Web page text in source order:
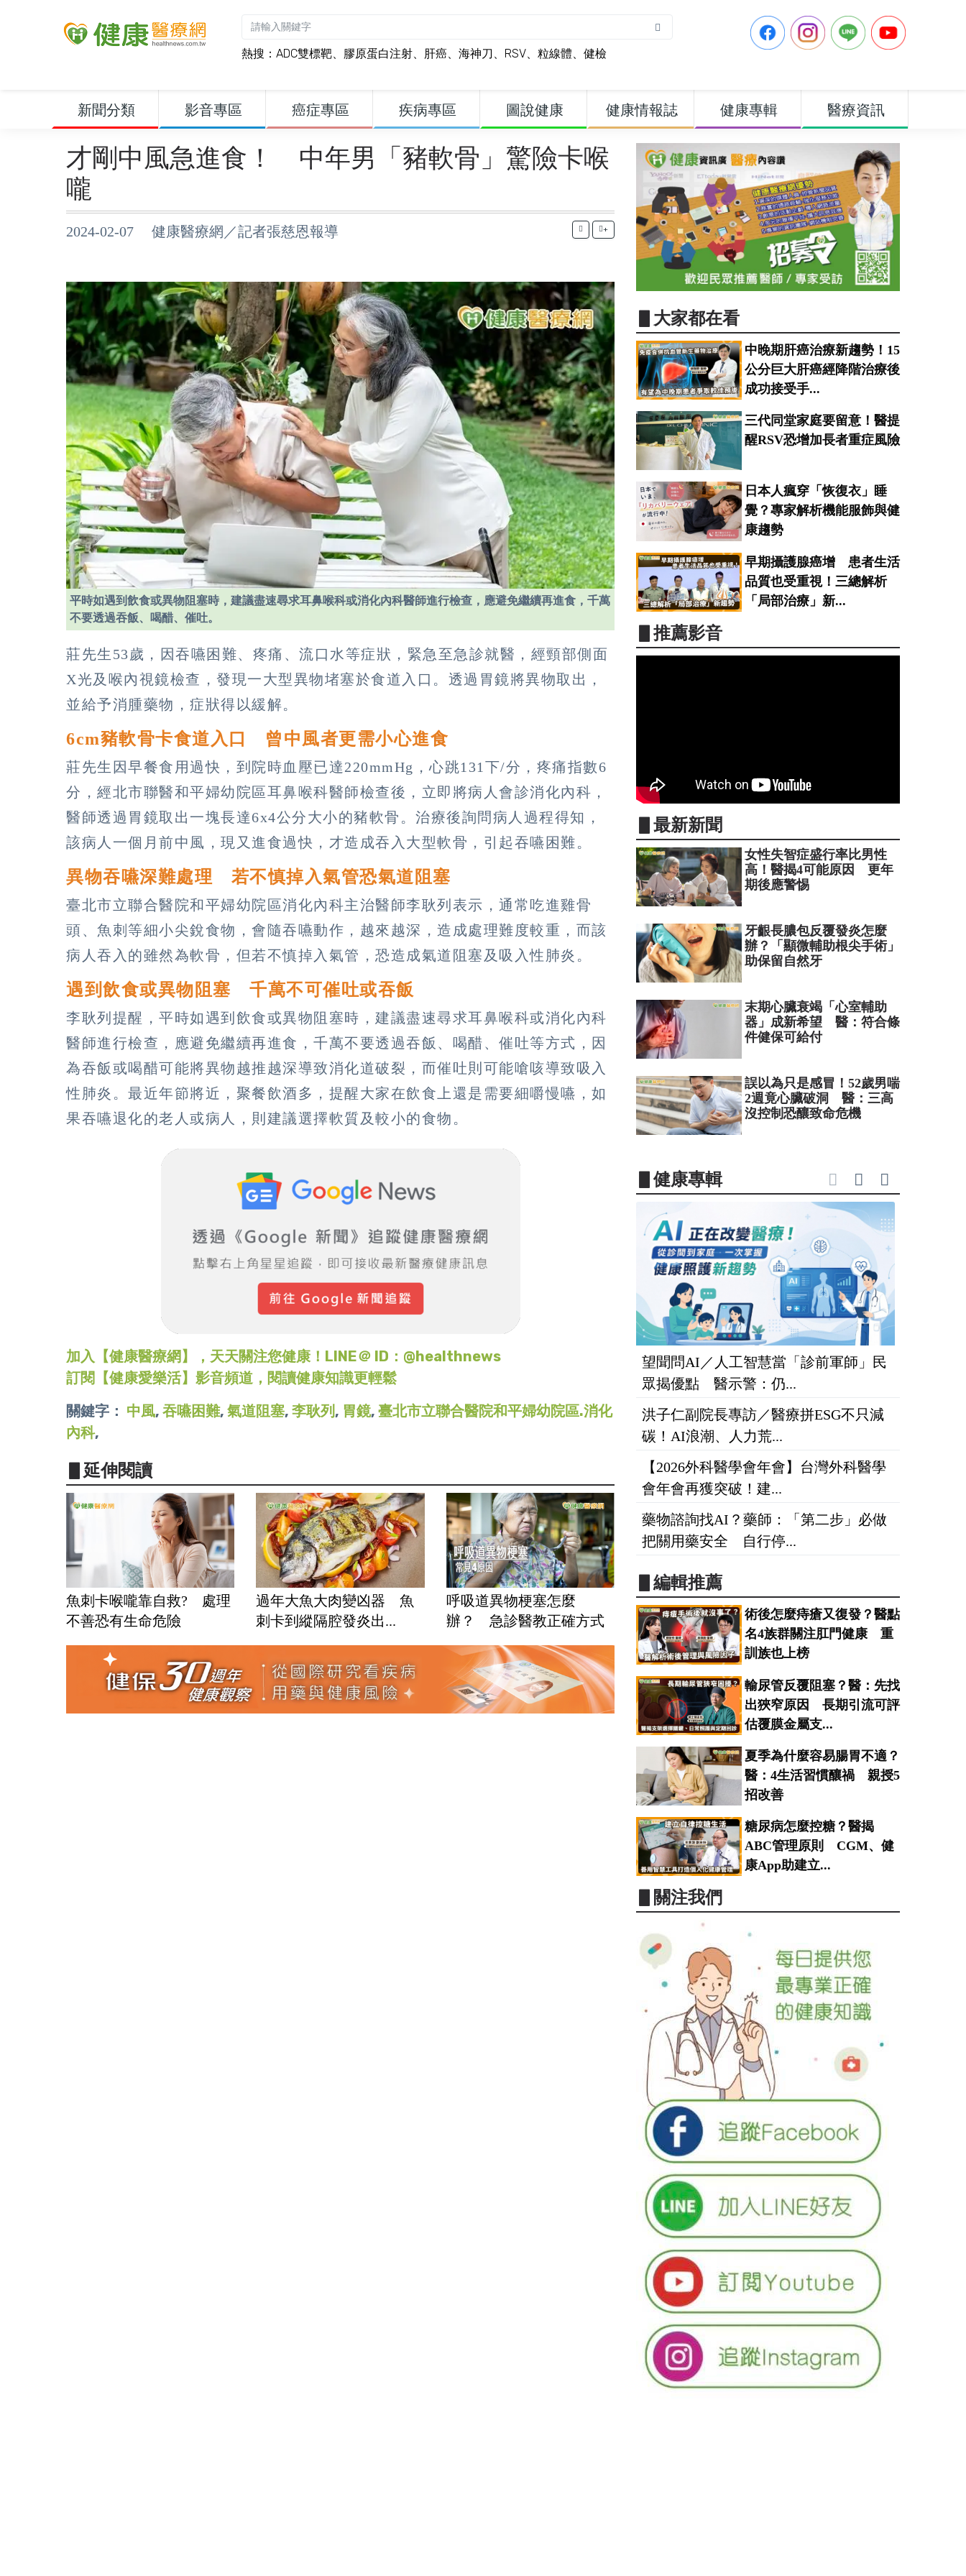
熱搜： ADC雙標靶、 膠原蛋白注射、 肝癌、 海神刀 、 RSV、 粒線體、 健檢
新聞分類 影音專區 癌症專區 疾病專區 圖說健康 健康情報誌 健康專輯 醫療資訊
才剛中風急進食！ 中年男「豬軟骨」驚險卡喉
嚨
2024-02-07 健康醫療網／記者張慈恩報導 +
平時如遇到飲食或異物阻塞時，建議盡速尋求耳鼻喉科或消化內科醫師進行檢查，應避免繼續再進食，千萬
不要透過吞飯、喝醋、催吐。
莊先生53歲，因吞嚥困難、疼痛、流口水等症狀，緊急至急診就醫，經頸部側面
X光及喉內視鏡檢查，發現一大型異物堵塞於食道入口。透過胃鏡將異物取出，
並給予消腫藥物，症狀得以緩解。
6cm豬軟骨卡食道入口 曾中風者更需小心進食
莊先生因早餐食用過快，到院時血壓已達220mmHg，心跳131下/分，疼痛指數6
分，經北市聯醫和平婦幼院區耳鼻喉科醫師檢查後，立即將病人會診消化內科，
醫師透過胃鏡取出一塊長達6x4公分大小的豬軟骨。治療後詢問病人過程得知，
該病人一個月前中風，現又進食過快，才造成吞入大型軟骨，引起吞嚥困難。
異物吞嚥深難處理 若不慎掉入氣管恐氣道阻塞
臺北市立聯合醫院和平婦幼院區消化內科主治醫師李耿列表示，通常吃進雞骨
頭、魚刺等細小尖銳食物，會隨吞嚥動作，越來越深，造成處理難度較重，而該
病人吞入的雖然為軟骨，但若不慎掉入氣管，恐造成氣道阻塞及吸入性肺炎。
遇到飲食或異物阻塞 千萬不可催吐或吞飯
李耿列提醒，平時如遇到飲食或異物阻塞時，建議盡速尋求耳鼻喉科或消化內科
醫師進行檢查，應避免繼續再進食，千萬不要透過吞飯、喝醋、催吐等方式，因
為吞飯或喝醋可能將異物越推越深導致消化道破裂，而催吐則可能嗆咳導致吸入
性肺炎。最近年節將近，聚餐飲酒多，提醒大家在飲食上還是需要細嚼慢嚥，如
果吞嚥退化的老人或病人，則建議選擇軟質及較小的食物。
加入【健康醫療網】，天天關注您健康！LINE＠ ID：@healthnews
訂閱【健康愛樂活】影音頻道，閱讀健康知識更輕鬆
關鍵字： 中風, 吞嚥困難, 氣道阻塞, 李耿列 , 胃鏡, 臺北市立聯合醫院和平婦幼院區.消化
內科,
▋延伸閱讀
魚刺卡喉嚨靠自救? 處理
不善恐有生命危險
過年大魚大肉變凶器 魚
刺卡到縱隔腔發炎出...
呼吸道異物梗塞怎麼
辦？ 急診醫教正確方式
▋大家都在看
中晚期肝癌治療新趨勢！15
公分巨大肝癌經降階治療後
成功接受手...
三代同堂家庭要留意！醫提
醒RSV恐增加長者重症風險
日本人瘋穿「恢復衣」睡
覺？專家解析機能服飾與健
康趨勢
早期攝護腺癌增 患者生活
品質也受重視！三總解析
「局部治療」新...
▋推薦影音
▋最新新聞
女性失智症盛行率比男性
高！醫揭4可能原因 更年
期後應警惕
牙齦長膿包反覆發炎怎麼
辦？「顯微輔助根尖手術」
助保留自然牙
末期心臟衰竭「心室輔助
器」成新希望 醫：符合條
件健保可給付
誤以為只是感冒！52歲男喘
2週竟心臟破洞 醫：三高
沒控制恐釀致命危機
▋健康專輯
望聞問AI／人工智慧當「診前軍師」民
眾揭優點 醫示警：仍...
洪子仁副院長專訪／醫療拼ESG不只減
碳！AI浪潮、人力荒...
【2026外科醫學會年會】台灣外科醫學
會年會再獲突破！建...
藥物諮詢找AI？藥師：「第二步」必做
把關用藥安全 自行停...
▋編輯推薦
術後怎麼痔瘡又復發？醫點
名4族群關注肛門健康 重
訓族也上榜
輸尿管反覆阻塞？醫：先找
出狹窄原因 長期引流可評
估覆膜金屬支...
夏季為什麼容易腸胃不適？
醫：4生活習慣釀禍 親授5
招改善
糖尿病怎麼控糖？醫揭
ABC管理原則 CGM、健
康App助建立...
▋關注我們